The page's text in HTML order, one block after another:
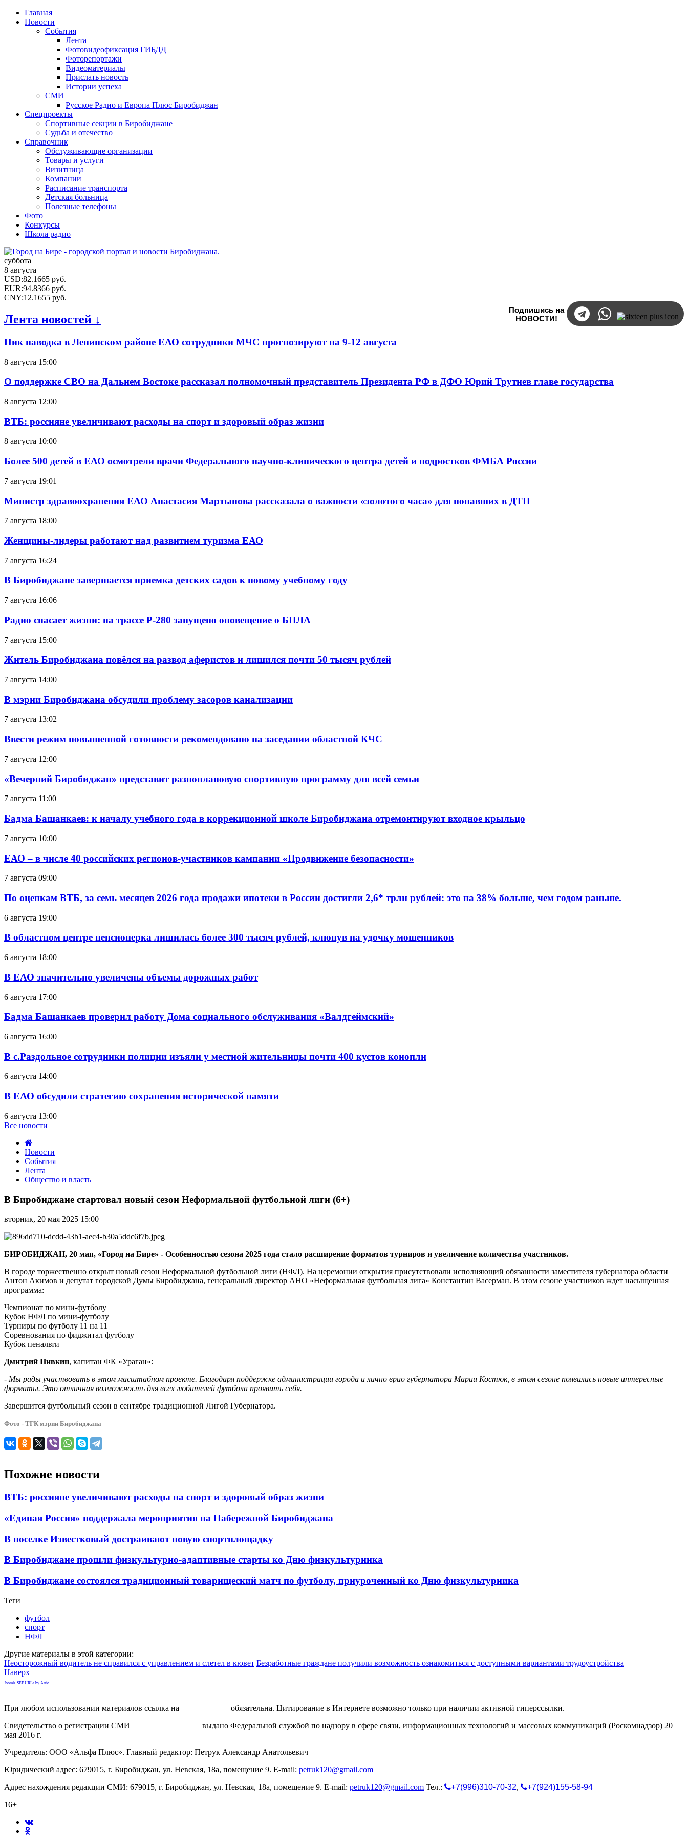
Главная
Новости
События
Лента
Фотовидеофиксация ГИБДД
Фоторепортажи
Видеоматериалы
Прислать новость
Истории успеха
СМИ
Русское Радио и Европа Плюс Биробиджан
Спецпроекты
Спортивные секции в Биробиджане
Судьба и отечество
Справочник
Обслуживающие организации
Товары и услуги
Визитница
Компании
Расписание транспорта
Детская больница
Полезные телефоны
Фото
Конкурсы
Школа радио
суббота
8 августа
USD:82.1665 руб.
EUR:94.8366 руб.
CNY:12.1655 руб.
Подпишись на
НОВОСТИ!
Лента новостей ↓
Пик паводка в Ленинском районе ЕАО сотрудники МЧС прогнозируют на 9-12 августа
8 августа 15:00
О поддержке СВО на Дальнем Востоке рассказал полномочный представитель Президента РФ в ДФО Юрий Трутнев главе государства
8 августа 12:00
ВТБ: россияне увеличивают расходы на спорт и здоровый образ жизни
8 августа 10:00
Более 500 детей в ЕАО осмотрели врачи Федерального научно-клинического центра детей и подростков ФМБА России
7 августа 19:01
Министр здравоохранения ЕАО Анастасия Мартынова рассказала о важности «золотого часа» для попавших в ДТП
7 августа 18:00
Женщины-лидеры работают над развитием туризма ЕАО
7 августа 16:24
В Биробиджане завершается приемка детских садов к новому учебному году
7 августа 16:06
Радио спасает жизни: на трассе Р-280 запущено оповещение о БПЛА
7 августа 15:00
Житель Биробиджана повёлся на развод аферистов и лишился почти 50 тысяч рублей
7 августа 14:00
В мэрии Биробиджана обсудили проблему засоров канализации
7 августа 13:02
Ввести режим повышенной готовности рекомендовано на заседании областной КЧС
7 августа 12:00
«Вечерний Биробиджан» представит разноплановую спортивную программу для всей семьи
7 августа 11:00
Бадма Башанкаев: к началу учебного года в коррекционной школе Биробиджана отремонтируют входное крыльцо
7 августа 10:00
ЕАО – в числе 40 российских регионов-участников кампании «Продвижение безопасности»
7 августа 09:00
По оценкам ВТБ, за семь месяцев 2026 года продажи ипотеки в России достигли 2,6* трлн рублей: это на 38% больше, чем годом раньше.
6 августа 19:00
В областном центре пенсионерка лишилась более 300 тысяч рублей, клюнув на удочку мошенников
6 августа 18:00
В ЕАО значительно увеличены объемы дорожных работ
6 августа 17:00
Бадма Башанкаев проверил работу Дома социального обслуживания «Валдгеймский»
6 августа 16:00
В с.Раздольное сотрудники полиции изъяли у местной жительницы почти 400 кустов конопли
6 августа 14:00
В ЕАО обсудили стратегию сохранения исторической памяти
6 августа 13:00
Все новости
Новости
События
Лента
Общество и власть
Биробиджане
стартовал
новый
сезон
Неформальной
лиги
В Биробиджане стартовал новый сезон Неформальной футбольной лиги (6+)
вторник, 20 мая 2025 15:00
БИРОБИДЖАН, 20 мая, «Город на Бире» - Особенностью сезона 2025 года стало расширение форматов турниров и увеличение количества участников.
В городе торжественно открыт новый сезон Неформальной футбольной лиги (НФЛ). На церемонии открытия присутствовали исполняющий обязанности заместителя губернатора области
Антон Акимов и депутат городской Думы Биробиджана, генеральный директор АНО «Неформальная футбольная лига» Константин Васерман. В этом сезоне участников ждет насыщенная
программа:
Чемпионат по мини-футболу
Кубок НФЛ по мини-футболу
Турниры по футболу 11 на 11
Соревнования по фиджитал футболу
Кубок пенальти
Дмитрий Пивкин, капитан ФК «Ураган»:
- Мы рады участвовать в этом масштабном проекте. Благодаря поддержке администрации города и лично врио губернатора Марии Костюк, в этом сезоне появились новые интересные
форматы. Это отличная возможность для всех любителей футбола проявить себя.
Завершится футбольный сезон в сентябре традиционной Лигой Губернатора.
Фото - ТГК мэрии Биробиджана
Похожие новости
ВТБ: россияне увеличивают расходы на спорт и здоровый образ жизни
«Единая Россия» поддержала мероприятия на Набережной Биробиджана
В поселке Известковый достраивают новую спортплощадку
В Биробиджане прошли физкультурно-адаптивные старты ко Дню физкультурника
В Биробиджане состоялся традиционный товарищеский матч по футболу, приуроченный ко Дню физкультурника
Теги
футбол
спорт
НФЛ
Другие материалы в этой категории:
Неосторожный водитель не справился с управлением и слетел в кювет Безработные граждане получили возможность ознакомиться с доступными вариантами трудоустройства
Наверх
Joomla SEF URLs by Artio
При любом использовании материалов ссылка на
обязательна. Цитирование в Интернете возможно только при наличии активной гиперссылки.
Свидетельство о регистрации СМИ
выдано Федеральной службой по надзору в сфере связи, информационных технологий и массовых коммуникаций (Роскомнадзор) 20
мая 2016 г.
Учредитель: ООО «Альфа Плюс». Главный редактор: Петрук Александр Анатольевич
Юридический адрес: 679015, г. Биробиджан, ул. Невская, 18а, помещение 9. E-mail: petruk120@gmail.com
Адрес нахождения редакции СМИ: 679015, г. Биробиджан, ул. Невская, 18а, помещение 9. E-mail: petruk120@gmail.com Тел.: +7(996)310-70-32,
+7(924)155-58-94
16+